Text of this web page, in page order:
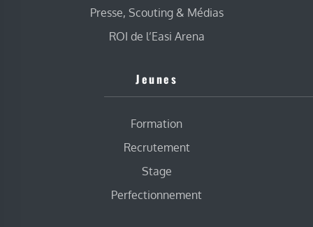
Presse, Scouting & Médias
ROI de l’Easi Arena
Jeunes
Formation
Recrutement
Stage
Perfectionnement